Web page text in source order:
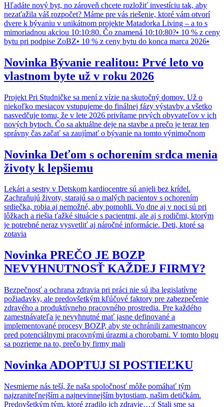
Hľadáte nový byt, no zároveň chcete rozložiť investíciu tak, aby
nezaťažila váš rozpočet? Máme pre vás riešenie, ktoré vám otvorí
dvere k bývaniu v unikátnom projekte Matadorka Living – a to s
mimoriadnou akciou 10:10:80. Čo znamená 10:10:80?• 10 % z ceny
bytu pri podpise ZoBZ• 10 % z ceny bytu do konca marca 2026•
Novinka Bývanie realitou: Prvé leto vo
vlastnom byte už v roku 2026
Projekt Pri Studničke sa mení z vízie na skutočný domov. Už o
niekoľko mesiacov vstupujeme do finálnej fázy výstavby a všetko
nasvedčuje tomu, že v lete 2026 privítame prvých obyvateľov v ich
nových bytoch. Čo sa aktuálne deje na stavbe a prečo je teraz ten
správny čas začať sa zaujímať o bývanie na tomto výnimočnom
Novinka Deťom s ochorením srdca menia
životy k lepšiemu
Lekári a sestry v Detskom kardiocentre sú anjeli bez krídel.
Zachraňujú životy, starajú sa o malých pacientov s ochorením
srdiečka, robia aj nemožné, aby pomohli. Vo dne aj v noci sú pri
lôžkach a riešia ťažké situácie s pacientmi, ale aj s rodičmi, ktorým
je potrebné neraz vysvetliť aj náročné informácie. Deti, ktoré sa
zotavia
Novinka PREČO JE BOZP
NEVYHNUTNOSŤ KAŽDEJ FIRMY?
Bezpečnosť a ochrana zdravia pri práci nie sú iba legislatívne
požiadavky, ale predovšetkým kľúčové faktory pre zabezpečenie
zdravého a produktívneho pracovného prostredia. Pre každého
zamestnávateľa je nevyhnutné mať jasne definované a
implementované procesy BOZP, aby ste ochránili zamestnancov
pred potenciálnymi pracovnými úrazmi a chorobami. V tomto blogu
sa pozrieme na to, prečo by firmy mali
Novinka ADOPTUJ SI POSTIEĽKU
Nesmierne nás teší, že naša spoločnosť môže pomáhať tým
najzraniteľnejším a najnevinnejším bytostiam, našim detičkám.
Predovšetkým tým, ktoré zradilo ich zdravie…:( Stali sme sa